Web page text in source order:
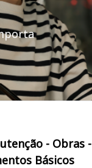
- Obras -
Básicos